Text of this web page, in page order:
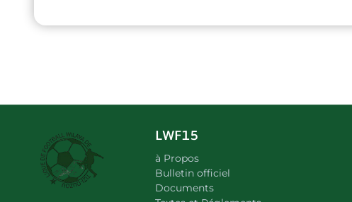
LWF15
à Propos
Bulletin officiel
Documents